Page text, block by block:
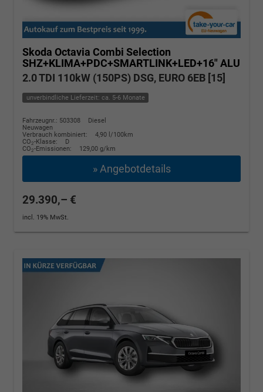
Skoda Octavia Combi Selection
SHZ+KLIMA+PDC+SMARTLINK+LED+16" ALU
2.0 TDI 110kW (150PS) DSG, EURO 6EB [15]
unverbindliche Lieferzeit: ca. 5-6 Monate
Fahrzeugnr.: 503308
Diesel
Neuwagen
Verbrauch kombiniert:
4,90 l/100km
CO2-Klasse:
D
CO2-Emissionen: 129,00 g/km
» Angebotdetails
29.390,– €
incl. 19% MwSt.